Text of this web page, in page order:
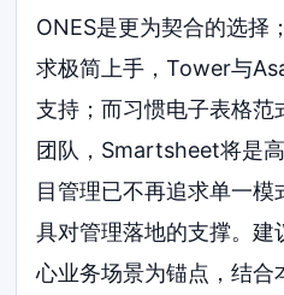
ONES是更为契合的选择
求极简上手，Tower与
支持；而习惯电子表格范
团队，Smartsheet将是
目管理已不再追求单一模
具对管理落地的支撑。建
心业务场景为锚点，结合